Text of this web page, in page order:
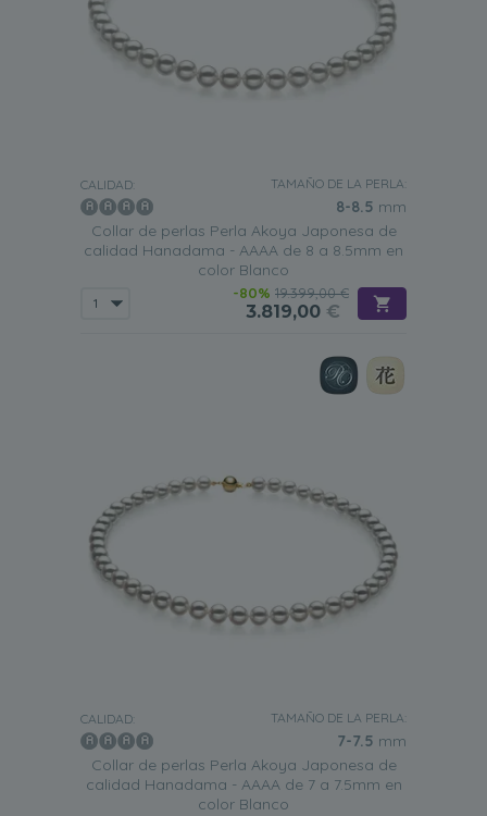
CALIDAD: TAMAÑO DE LA PERLA:
8-8.5 mm
Collar de perlas Perla Akoya Japonesa de
calidad Hanadama - AAAA de 8 a 8.5mm en
color Blanco
-80% 19.399,00 €
3.819,00 €
CALIDAD: TAMAÑO DE LA PERLA:
7-7.5 mm
Collar de perlas Perla Akoya Japonesa de
calidad Hanadama - AAAA de 7 a 7.5mm en
color Blanco